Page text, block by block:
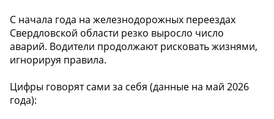
С начала года на железнодорожных переездах
Свердловской области резко выросло число
аварий. Водители продолжают рисковать жизнями,
игнорируя правила.
Цифры говорят сами за себя (данные на май 2026
года):